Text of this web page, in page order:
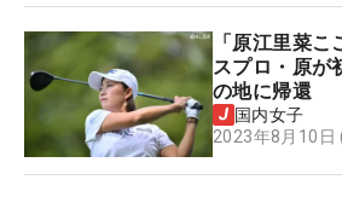
「原江里菜
スプロ・原が
の地に帰還
国内女子
2023年8月10日